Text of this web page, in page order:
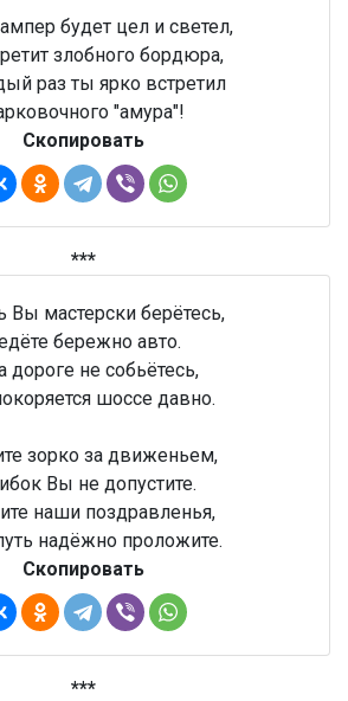
будет цел и светел,
злобного бордюра,
раз ты ярко встретил
"амура"!
Скопировать
***
Вы мастерски берётесь,
бережно авто.
дороге не собьётесь,
шоссе давно.
зорко за движеньем,
Вы не допустите.
наши поздравленья,
надёжно проложите.
Скопировать
***